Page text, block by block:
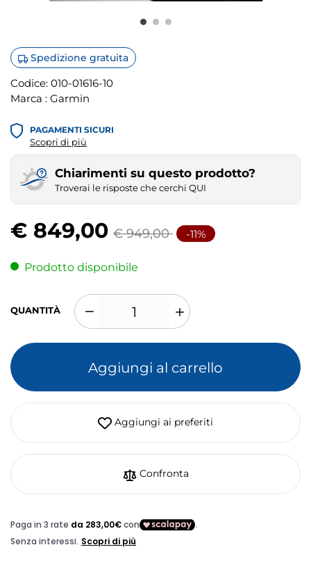
Spedizione gratuita
Codice: 010-01616-10
Marca : Garmin
PAGAMENTI SICURI
Scopri di più
Chiarimenti su questo prodotto?
Troverai le risposte che cerchi QUI
€ 849,00 € 949,00 -11%
Prodotto disponibile
QUANTITÀ
Aggiungi al carrello
Aggiungi ai preferiti
Confronta